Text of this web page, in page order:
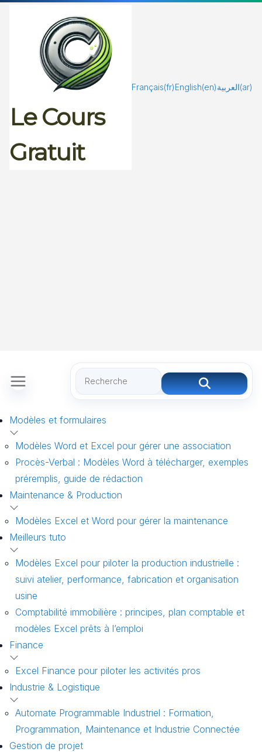
Le Cours
Gratuit
Français(fr) English(en)العربية(ar)
Modèles et formulaires
Modèles Word et Excel pour gérer une association
Procès-Verbal : Modèles Word à télécharger, exemples
préremplis, guide de rédaction
Maintenance & Production
Modèles Excel et Word pour gérer la maintenance
Meilleurs tuto
Modèles Excel pour piloter la production industrielle :
suivi atelier, performance, fabrication et organisation
usine
Comptabilité immobilière : principes, plan comptable et
modèles Excel prêts à l’emploi
Finance
Excel Finance pour piloter les activités pros
Industrie & Logistique
Automate Programmable Industriel : Formation,
Programmation, Maintenance et Industrie Connectée
Gestion de projet